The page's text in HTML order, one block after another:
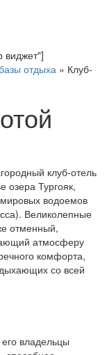
виджет"]
отдыха » Клуб-
клуб-отель
озера Тургояк,
водоемов
Великолепные
отменный,
атмосферу
комфорта,
со всей
владельцы